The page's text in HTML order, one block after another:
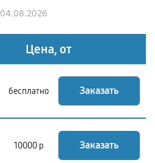
04.08.2026
Цена, от
бесплатно Заказать
10000 р Заказать